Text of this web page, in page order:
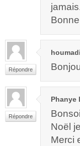
Répondre
houmadi
Répondre
Phanye
Noël
Merci